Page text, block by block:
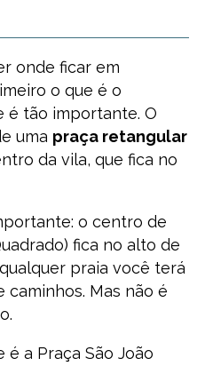
onde ficar em
o que é o
é tão importante. O
uma praça retangular
da vila, que fica no
o centro de
fica no alto de
praia você terá
caminhos. Mas não é
é a Praça São João